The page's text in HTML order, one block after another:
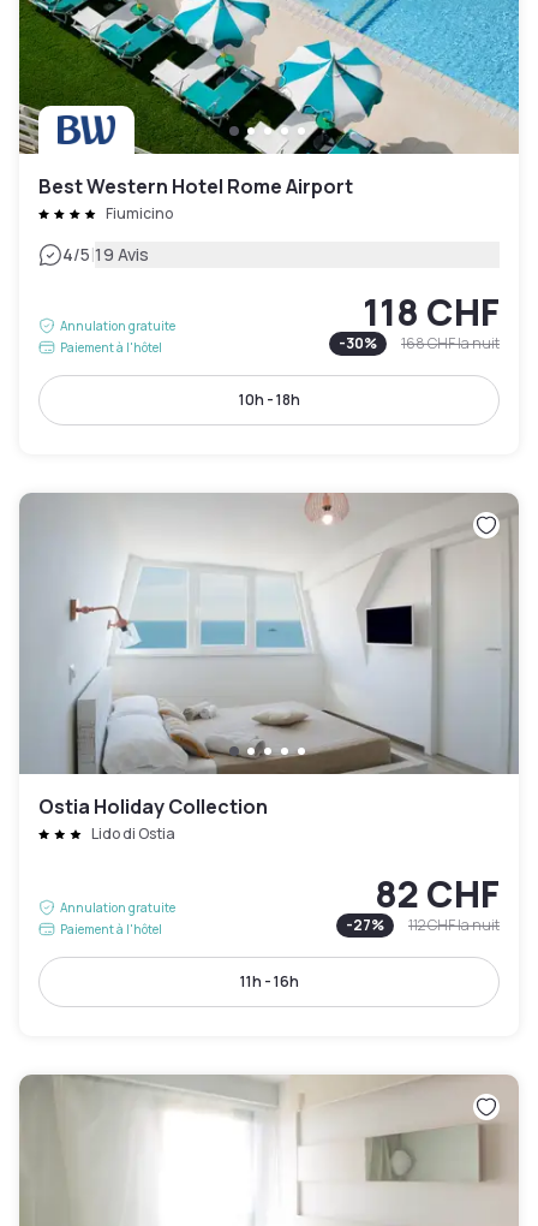
Best Western Hotel Rome Airport
Fiumicino
4/5|19 Avis
Annulation gratuite
Paiement à l'hôtel
118 CHF
-30% 168 CHFla nuit
10h - 18h
Ostia Holiday Collection
Lido di Ostia
Annulation gratuite
Paiement à l'hôtel
82 CHF
-27% 112 CHFla nuit
11h - 16h